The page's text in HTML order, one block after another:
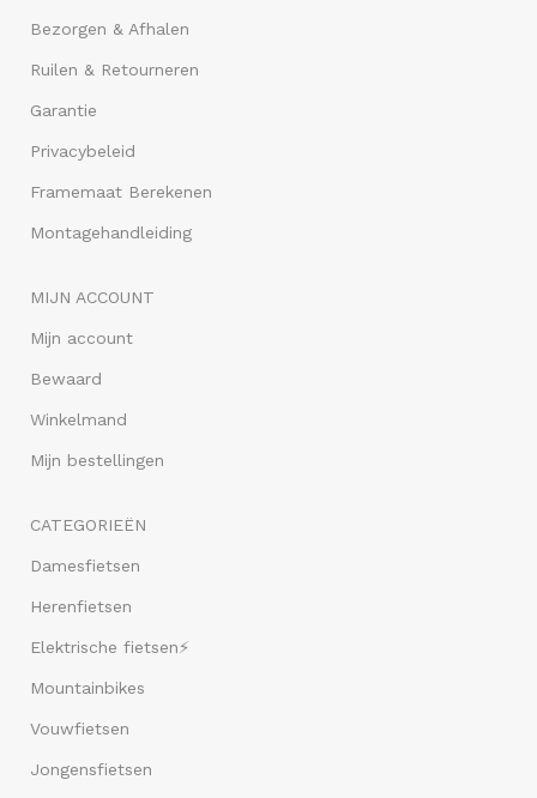
Bezorgen & Afhalen
Ruilen & Retourneren
Garantie
Privacybeleid
Framemaat Berekenen
Montagehandleiding
MIJN ACCOUNT
Mijn account
Bewaard
Winkelmand
Mijn bestellingen
CATEGORIEËN
Damesfietsen
Herenfietsen
Elektrische fietsen⚡
Mountainbikes
Vouwfietsen
Jongensfietsen